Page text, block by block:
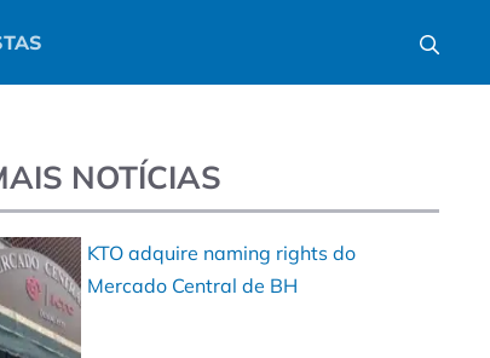
NOTÍCIAS
KTO adquire naming rights do
Mercado Central de BH